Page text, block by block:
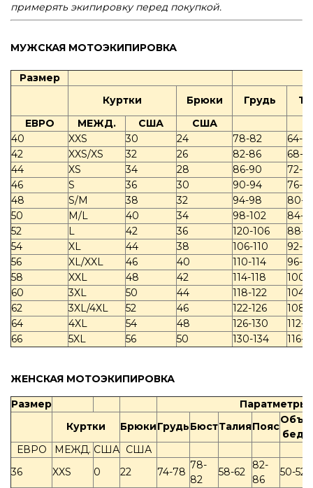
примерять экипировку перед покупкой.
МУЖСКАЯ МОТОЭКИПИРОВКА
Размер
Куртки
Брюки Грудь
ЕВРО
МЕЖД. США
США
40
XXS 30 24 78-82
64-
42
XXS/XS 32 26 82-86
68-
44
XS 34 28 86-90
72-
46
S 36 30 90-94
76-
48
S/M 38 32 94-98
80-
50
M/L 40 34 98-102
84-
52
L 42 36 120-106
88-
54
XL 44 38 106-110
92-
56
XL/XXL 46 40 110-114
96-
58
XXL 48 42 114-118
100-
60
3XL 50 44 118-122
104-
62
3XL/4XL 52 46 122-126
108-
64
4XL 54 48 126-130
112-
66
5XL 56 50 130-134 116-
ЖЕНСКАЯ МОТОЭКИПИРОВКА
Размер
Паратметры
Куртки
БрюкиГрудьБюстТалияПояс
ЕВРО
МЕЖД. США США
36
XXS 0 22 74-78
78-
82
58-62
82-
86
50-52